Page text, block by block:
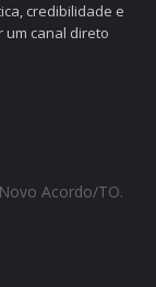
credibilidade e
canal direto
Acordo/TO.